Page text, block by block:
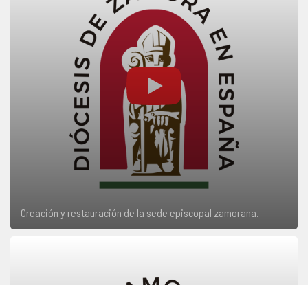
Creación y restauración de la sede episcopal zamorana.